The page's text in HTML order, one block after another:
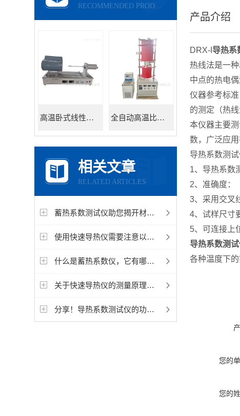
RECOMMENDED PRODUCTS
高温卧式线性热膨胀系数测定仪 全自动高温比热容测试仪
相关文章
RELATED ARTICLES
蓄热系数测试仪助您揭开材料热储存能力的神秘面纱
使用快速导热仪需要注意以下几个问题
什么是蓄热系数仪，它有哪些特点？
关于快速导热仪的测量原理和优势，我们已为您整理好了
分享！导热系数测试仪的功能特点
产品介绍
DRX-I 导热系
热线法是一
中点的热电
仪器参考标
的测定（热线
本仪器主要
数，广泛应
导热系数测
1、导热系数
2、准确度
3、采用交叉
4、试样尺寸
5、可连接上
导热系数测
各种温度下的
您的单
您的姓